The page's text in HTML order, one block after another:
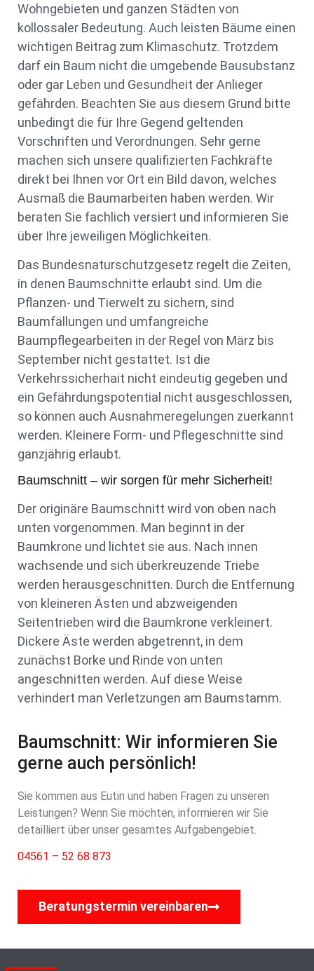
Wohngebieten und ganzen Städten von
kollossaler Bedeutung. Auch leisten Bäume einen
wichtigen Beitrag zum Klimaschutz. Trotzdem
darf ein Baum nicht die umgebende Bausubstanz
oder gar Leben und Gesundheit der Anlieger
gefährden. Beachten Sie aus diesem Grund bitte
unbedingt die für Ihre Gegend geltenden
Vorschriften und Verordnungen. Sehr gerne
machen sich unsere qualifizierten Fachkräfte
direkt bei Ihnen vor Ort ein Bild davon, welches
Ausmaß die Baumarbeiten haben werden. Wir
beraten Sie fachlich versiert und informieren Sie
über Ihre jeweiligen Möglichkeiten.
Das Bundesnaturschutzgesetz regelt die Zeiten,
in denen Baumschnitte erlaubt sind. Um die
Pflanzen- und Tierwelt zu sichern, sind
Baumfällungen und umfangreiche
Baumpflegearbeiten in der Regel von März bis
September nicht gestattet. Ist die
Verkehrssicherhait nicht eindeutig gegeben und
ein Gefährdungspotential nicht ausgeschlossen,
so können auch Ausnahmeregelungen zuerkannt
werden. Kleinere Form- und Pflegeschnitte sind
ganzjährig erlaubt.
Baumschnitt – wir sorgen für mehr Sicherheit!
Der originäre Baumschnitt wird von oben nach
unten vorgenommen. Man beginnt in der
Baumkrone und lichtet sie aus. Nach innen
wachsende und sich überkreuzende Triebe
werden herausgeschnitten. Durch die Entfernung
von kleineren Ästen und abzweigenden
Seitentrieben wird die Baumkrone verkleinert.
Dickere Äste werden abgetrennt, in dem
zunächst Borke und Rinde von unten
angeschnitten werden. Auf diese Weise
verhindert man Verletzungen am Baumstamm.
Baumschnitt: Wir informieren Sie
gerne auch persönlich!
Sie kommen aus Eutin und haben Fragen zu unseren
Leistungen? Wenn Sie möchten, informieren wir Sie
detailliert über unser gesamtes Aufgabengebiet.
04561 – 52 68 873
Beratungstermin vereinbaren